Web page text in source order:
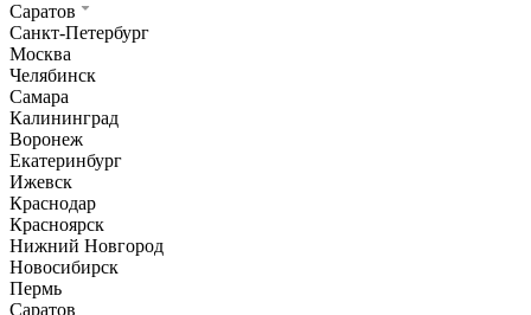
Саратов
Санкт-Петербург
Москва
Челябинск
Самара
Калининград
Воронеж
Екатеринбург
Ижевск
Краснодар
Красноярск
Нижний Новгород
Новосибирск
Пермь
Саратов